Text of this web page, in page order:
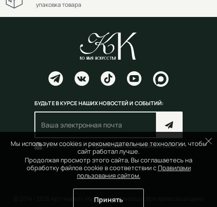
Мы используем cookies и рекомендательные технологии, чтобы
сайт работал лучше.
Продолжая просмотр этого сайта, Вы соглашаетесь на
обработку файлов cookie в соответствии с Правилами
пользования сайтом.
Принять
упаковка товара
БУДЬТЕ В КУРСЕ НАШИХ НОВОСТЕЙ И СОБЫТИЙ:
Согласен(на) справилами пользования сайтом
© 2014 - 2026 Арт-маркет «Красный Карандаш». Все права защищены